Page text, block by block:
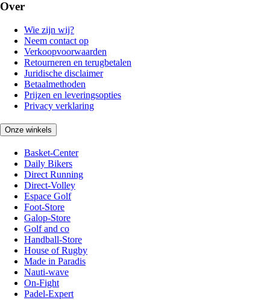
Over
Wie zijn wij?
Neem contact op
Verkoopvoorwaarden
Retourneren en terugbetalen
Juridische disclaimer
Betaalmethoden
Prijzen en leveringsopties
Privacy verklaring
Onze winkels
Basket-Center
Daily Bikers
Direct Running
Direct-Volley
Espace Golf
Foot-Store
Galop-Store
Golf and co
Handball-Store
House of Rugby
Made in Paradis
Nauti-wave
On-Fight
Padel-Expert